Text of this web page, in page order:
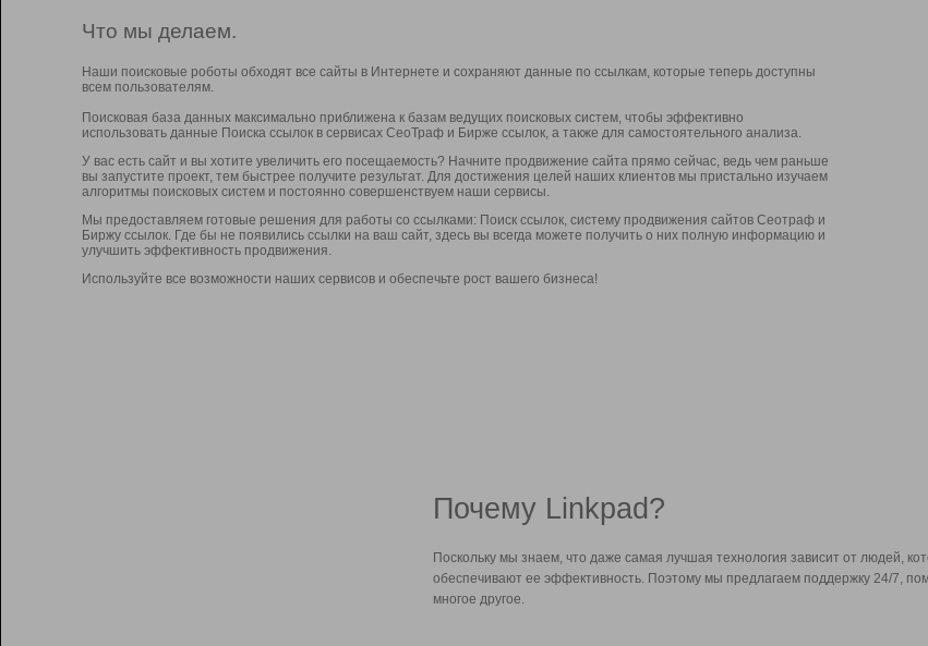
Что мы делаем.
Наши поисковые роботы обходят все сайты в Интернете и сохраняют данные по ссылкам, которые теперь доступны
всем пользователям.
Поисковая база данных максимально приближена к базам ведущих поисковых систем, чтобы эффективно
использовать данные Поиска ссылок в сервисах СеоТраф и Бирже ссылок, а также для самостоятельного анализа.
У вас есть сайт и вы хотите увеличить его посещаемость? Начните продвижение сайта прямо сейчас, ведь чем раньше
вы запустите проект, тем быстрее получите результат. Для достижения целей наших клиентов мы пристально изучаем
алгоритмы поисковых систем и постоянно совершенствуем наши сервисы.
Мы предоставляем готовые решения для работы со ссылками: Поиск ссылок, систему продвижения сайтов Сеотраф и
Биржу ссылок. Где бы не появились ссылки на ваш сайт, здесь вы всегда можете получить о них полную информацию и
улучшить эффективность продвижения.
Используйте все возможности наших сервисов и обеспечьте рост вашего бизнеса!
Почему Linkpad?
Поскольку мы знаем, что даже самая лучшая технология зависит от людей,
обеспечивают ее эффективность. Поэтому мы предлагаем поддержку 24/7,
многое другое.